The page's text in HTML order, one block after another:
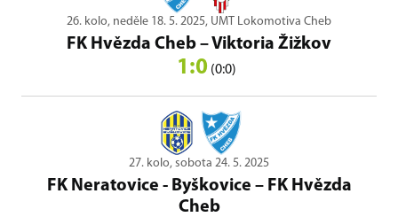
26. kolo, neděle 18. 5. 2025, UMT Lokomotiva Cheb
FK Hvězda Cheb – Viktoria Žižkov
1:0 (0:0)
27. kolo, sobota 24. 5. 2025
FK Neratovice - Byškovice – FK Hvězda
Cheb